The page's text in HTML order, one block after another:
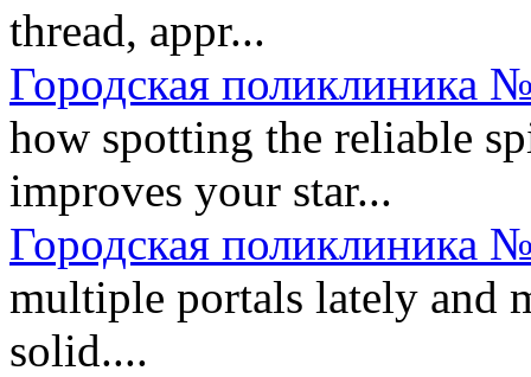
thread, appr...
Городская поликлиника
how spotting the reliable
improves your star...
Городская поликлиника
multiple portals lately and
solid....